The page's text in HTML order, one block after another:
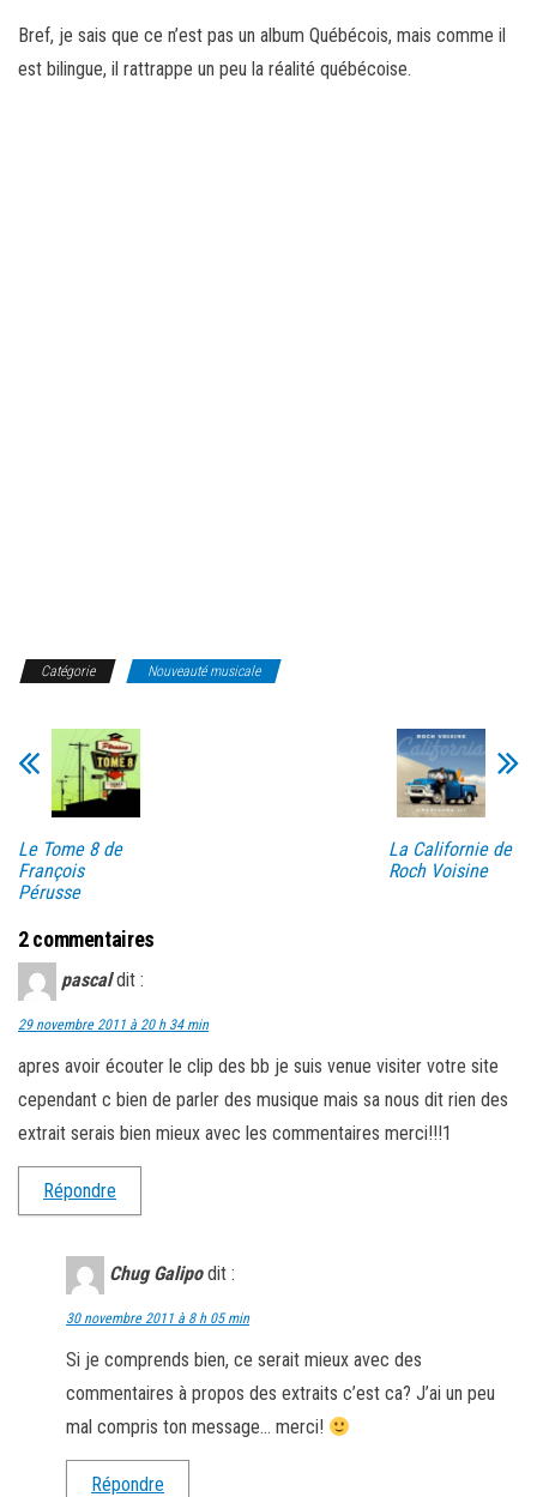
Bref, je sais que ce n’est pas un album Québécois, mais comme il
est bilingue, il rattrappe un peu la réalité québécoise.
Catégorie Nouveauté musicale
Le Tome 8 de
François
Pérusse
La Californie de
Roch Voisine
2 commentaires
pascal dit :
29 novembre 2011 à 20 h 34 min
apres avoir écouter le clip des bb je suis venue visiter votre site
cependant c bien de parler des musique mais sa nous dit rien des
extrait serais bien mieux avec les commentaires merci!!!1
Répondre
Chug Galipo dit :
30 novembre 2011 à 8 h 05 min
Si je comprends bien, ce serait mieux avec des
commentaires à propos des extraits c’est ca? J’ai un peu
mal compris ton message… merci!
Répondre